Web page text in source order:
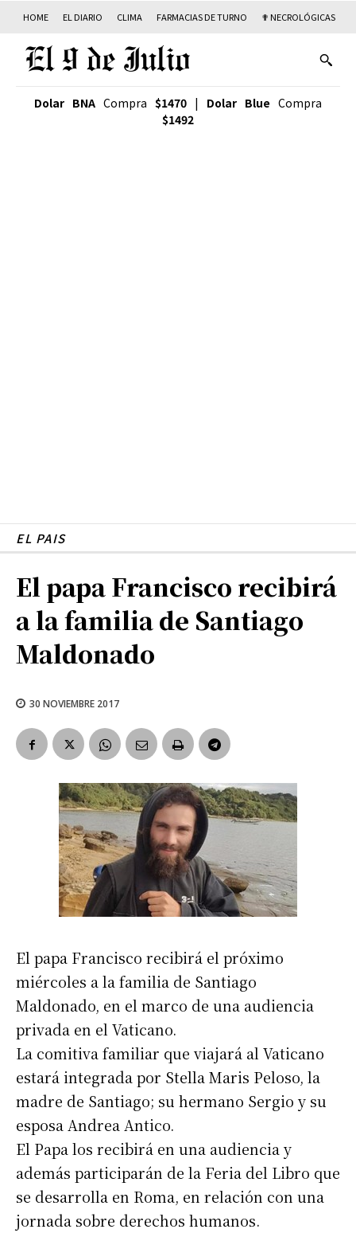
HOME EL DIARIO CLIMA FARMACIAS DE TURNO ✟ NECROLÓGICAS
Dolar BNA Compra $1470 | Dolar Blue Compra
$1492
EL PAIS
El papa Francisco recibirá
a la familia de Santiago
Maldonado
30 NOVIEMBRE 2017
El papa Francisco recibirá el próximo
miércoles a la familia de Santiago
Maldonado, en el marco de una audiencia
privada en el Vaticano.
La comitiva familiar que viajará al Vaticano
estará integrada por Stella Maris Peloso, la
madre de Santiago; su hermano Sergio y su
esposa Andrea Antico.
El Papa los recibirá en una audiencia y
además participarán de la Feria del Libro que
se desarrolla en Roma, en relación con una
jornada sobre derechos humanos.